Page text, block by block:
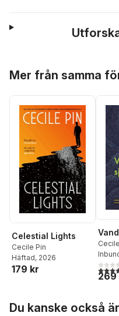
Mer från samma
Celestial Lights
Cecile Pin
Häftad, 2026
179 kr
4,5
269
Du kanske också